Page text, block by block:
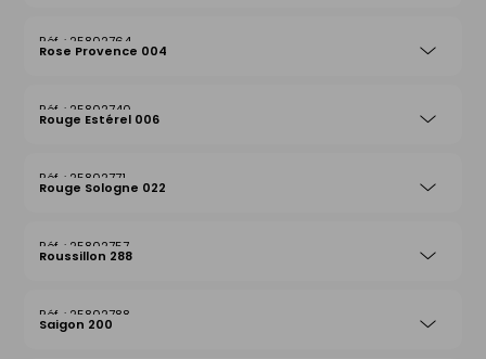
25802764
Rose Provence 004
25802740
Rouge Estérel 006
25802771
Rouge Sologne 022
25802757
Roussillon 288
25802788
Saigon 200